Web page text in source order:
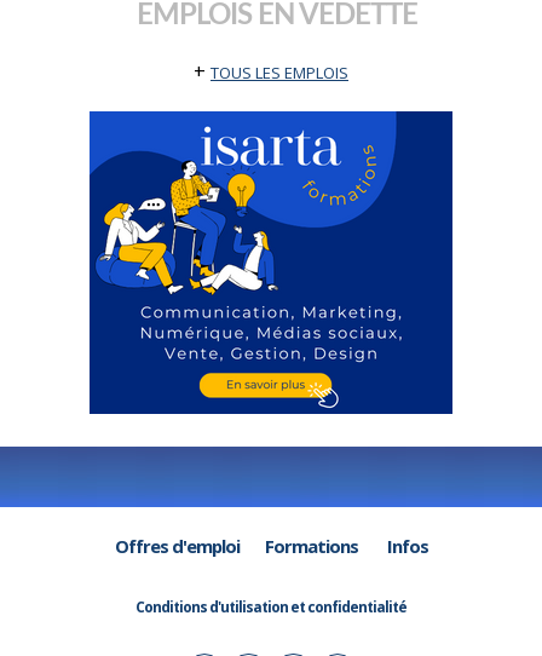
EMPLOIS EN VEDETTE
+ TOUS LES EMPLOIS
Offres d'emploi Formations Infos
Conditions d'utilisation et confidentialité